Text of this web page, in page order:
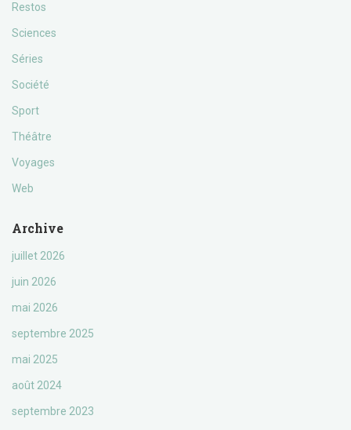
Restos
Sciences
Séries
Société
Sport
Théâtre
Voyages
Web
Archive
juillet 2026
juin 2026
mai 2026
septembre 2025
mai 2025
août 2024
septembre 2023